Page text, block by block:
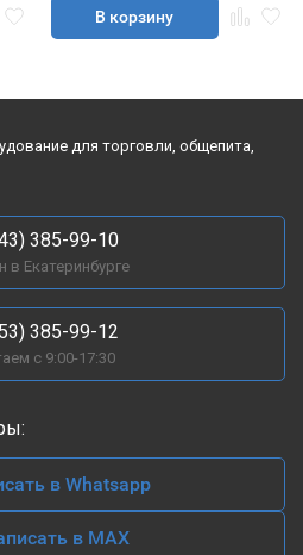
В корзину
для торговли, общепита,
385-99-10
в Екатеринбурге
385-99-12
с 9:00-17:30
в Whatsapp
в MAX